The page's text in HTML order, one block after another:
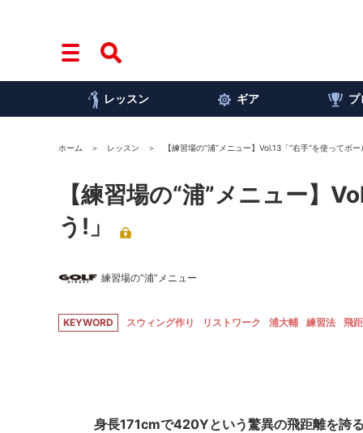
レッスン ギア プ
ホーム レッスン 【練習場の“浦”メニュー】Vol.13「“右手”を使ってボ
【練習場の“浦”メニュー】
う!」
練習場の“浦”メニュー
KEYWORD スウィング作り リストワーク 浦大輔 練習法 飛
身長171cmで420Yという驚異の飛距離を誇